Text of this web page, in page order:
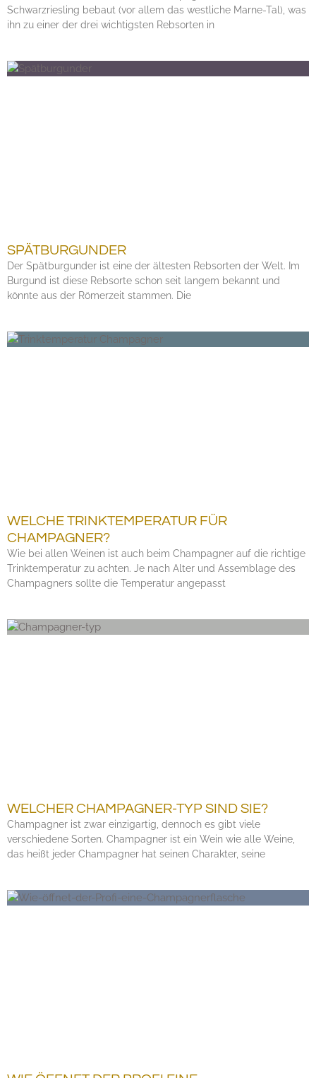
Schwarzriesling bebaut (vor allem das westliche Marne-Tal), was
ihn zu einer der drei wichtigsten Rebsorten in
SPÄTBURGUNDER
Der Spätburgunder ist eine der ältesten Rebsorten der Welt. Im
Burgund ist diese Rebsorte schon seit langem bekannt und
könnte aus der Römerzeit stammen. Die
WELCHE TRINKTEMPERATUR FÜR
CHAMPAGNER?
Wie bei allen Weinen ist auch beim Champagner auf die richtige
Trinktemperatur zu achten. Je nach Alter und Assemblage des
Champagners sollte die Temperatur angepasst
WELCHER CHAMPAGNER-TYP SIND SIE?
Champagner ist zwar einzigartig, dennoch es gibt viele
verschiedene Sorten. Champagner ist ein Wein wie alle Weine,
das heißt jeder Champagner hat seinen Charakter, seine